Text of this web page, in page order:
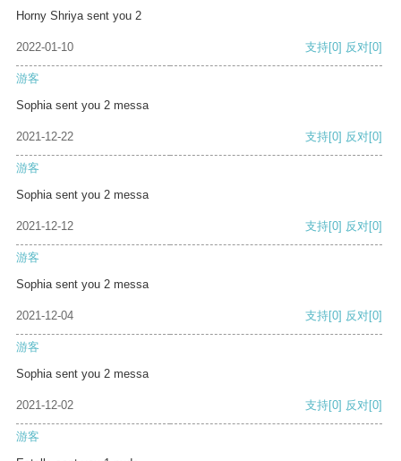
Horny Shriya sent you 2
2022-01-10 支持[0] 反对[0]
游客
Sophia sent you 2 messa
2021-12-22 支持[0] 反对[0]
游客
Sophia sent you 2 messa
2021-12-12 支持[0] 反对[0]
游客
Sophia sent you 2 messa
2021-12-04 支持[0] 反对[0]
游客
Sophia sent you 2 messa
2021-12-02 支持[0] 反对[0]
游客